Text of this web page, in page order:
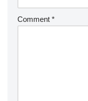
Comment *